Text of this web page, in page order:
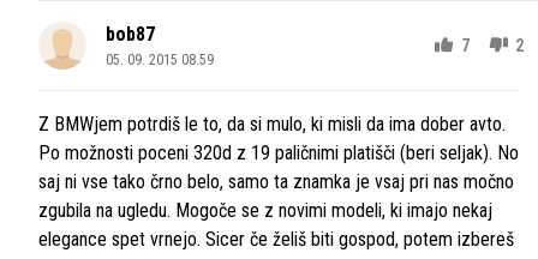
bob87
05. 09. 2015 08.59
7 2
Z BMWjem potrdiš le to, da si mulo, ki misli da ima dober avto.
Po možnosti poceni 320d z 19 paličnimi platišči (beri seljak). No
saj ni vse tako črno belo, samo ta znamka je vsaj pri nas močno
zgubila na ugledu. Mogoče se z novimi modeli, ki imajo nekaj
elegance spet vrnejo. Sicer če želiš biti gospod, potem izbereš